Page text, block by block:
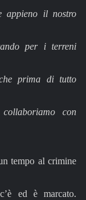
appieno il nostro
per i terreni
prima di tutto
con
tempo al crimine
ed è marcato.